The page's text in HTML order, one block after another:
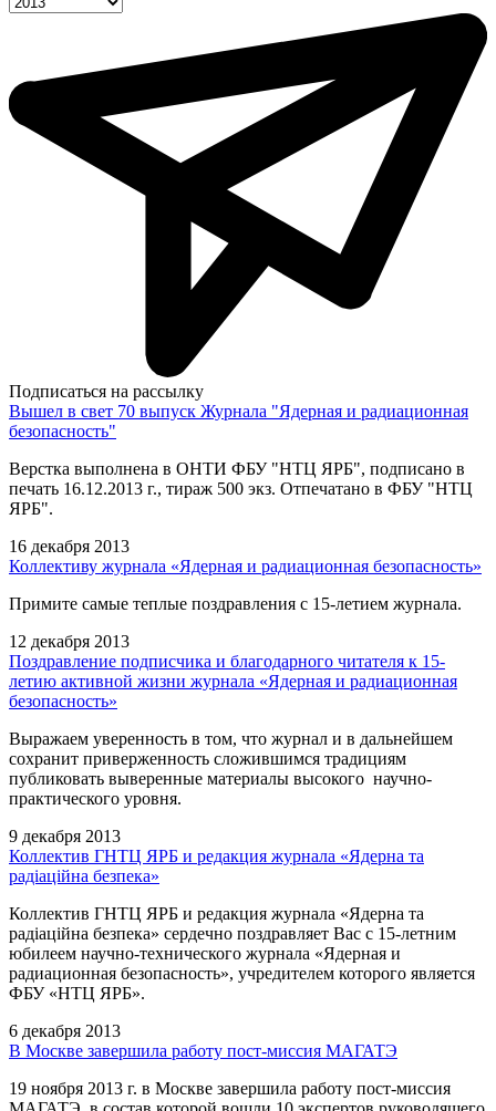
Подписаться на рассылку
Вышел в свет 70 выпуск Журнала "Ядерная и радиационная
безопасность"
Верстка выполнена в ОНТИ ФБУ "НТЦ ЯРБ", подписано в
печать 16.12.2013 г., тираж 500 экз. Отпечатано в ФБУ "НТЦ
ЯРБ".
16 декабря 2013
Коллективу журнала «Ядерная и радиационная безопасность»
Примите самые теплые поздравления с 15-летием журнала.
12 декабря 2013
Поздравление подписчика и благодарного читателя к 15-
летию активной жизни журнала «Ядерная и радиационная
безопасность»
Выражаем уверенность в том, что журнал и в дальнейшем
сохранит приверженность сложившимся традициям
публиковать выверенные материалы высокого научно-
практического уровня.
9 декабря 2013
Коллектив ГНТЦ ЯРБ и редакция журнала «Ядерна та
радіаційна безпека»
Коллектив ГНТЦ ЯРБ и редакция журнала «Ядерна та
радіаційна безпека» сердечно поздравляет Вас с 15-летним
юбилеем научно-технического журнала «Ядерная и
радиационная безопасность», учредителем которого является
ФБУ «НТЦ ЯРБ».
6 декабря 2013
В Москве завершила работу пост-миссия МАГАТЭ
19 ноября 2013 г. в Москве завершила работу пост-миссия